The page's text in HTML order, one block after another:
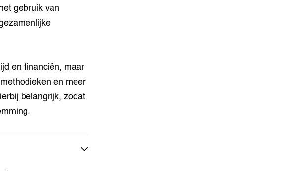
gebruik van
en financiën, maar
en meer
belangrijk, zodat